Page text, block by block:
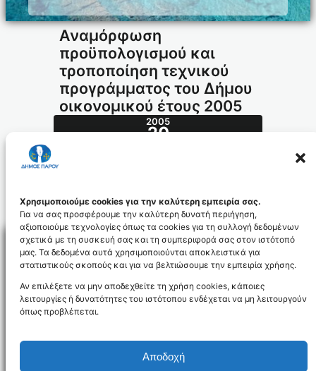
Χρησιμοποιούμε cookies για την καλύτερη εμπειρία σας.
Για να σας προσφέρουμε την καλύτερη δυνατή περιήγηση,
αξιοποιούμε τεχνολογίες όπως τα cookies για τη συλλογή δεδομένων
σχετικά με τη συσκευή σας και τη συμπεριφορά σας στον ιστότοπό
μας. Τα δεδομένα αυτά χρησιμοποιούνται αποκλειστικά για
στατιστικούς σκοπούς και για να βελτιώσουμε την εμπειρία χρήσης.
Αν επιλέξετε να μην αποδεχθείτε τη χρήση cookies, κάποιες
λειτουργίες ή δυνατότητες του ιστότοπου ενδέχεται να μη λειτουργούν
όπως προβλέπεται.
Αποδοχή
Αναμόρφωση
προϋπολογισμού και
τροποποίηση τεχνικού
προγράμματος του Δήμου
οικονομικού έτους 2005
2005
20
201.2005_id277
NEWSLETTER